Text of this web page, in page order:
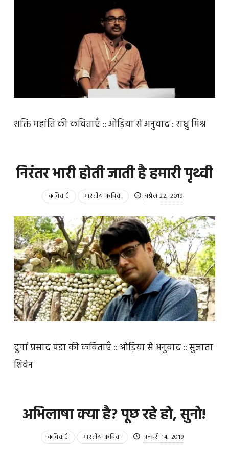
शक्ति महांति की कविताएँ :: ओड़िया से अनुवाद : राधु मिश्र
निरंतर भारी होती जाती है हमारी पृथ्वी
कविताएँ भारतीय कविता अप्रैल 22, 2019
दुर्गा प्रसाद पंडा की कविताएँ :: ओड़िया से अनुवाद :: सुजाता
शिवेन
अभिलाषा क्या है? पूछ रहे हो, सुनो!
कविताएँ भारतीय कविता जनवरी 14, 2019